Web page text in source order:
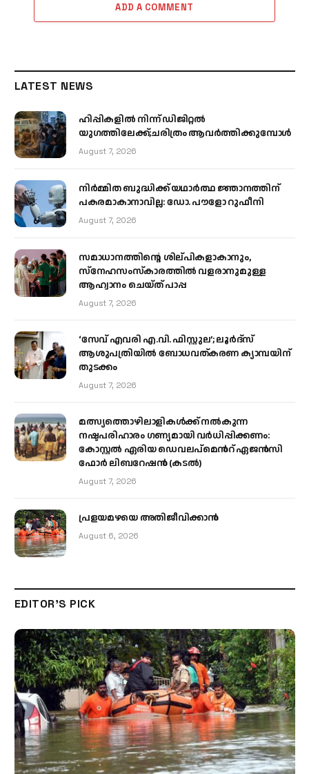
ADD A COMMENT
LATEST NEWS
ഹിപ്പികളില്‍ നിന്ന് ഡിജിറ്റല്‍
യുഗത്തിലേക്ക്;ചരിത്രം ആവര്‍ത്തിക്കുമ്പോള്‍
August 7, 2026
നിർമ്മിത ബുദ്ധിക്ക് യഥാർത്ഥ ജ്ഞാനത്തിന്
പകരമാകാനാവില്ല: ഡോ. പൗളോ റുഫീനി
August 7, 2026
സമാധാനത്തിന്റെ ശില്പികളാകാനും,
സ്നേഹസംസ്കാരത്തിൽ വളരാനുമുള്ള
ആഹ്വാനം ചെയ്ത് പാപ്പ
August 7, 2026
‘സേവ് എവരി എ.വി. ഫിസ്റ്റുല’; ലൂർദ്‌സ്
ആശുപത്രിയിൽ ബോധവത്കരണ ക്യാമ്പയിന്
തുടക്കം
August 7, 2026
മത്സ്യത്തൊഴിലാളികള്‍ക്ക് നല്‍കുന്ന
നഷ്ടപരിഹാരം ഗണ്യമായി വര്‍ധിപ്പിക്കണം:
കോസ്റ്റല്‍ ഏരിയ ഡെവലപ്മെന്‍റ് ഏജന്‍സി
ഫോര്‍ ലിബറേഷന്‍ (കടല്‍)
August 7, 2026
പ്രളയമഴയെ അതിജീവിക്കാന്‍
August 6, 2026
EDITOR'S PICK